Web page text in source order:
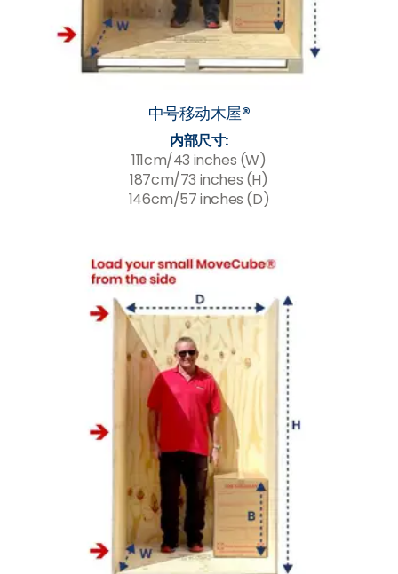
中号移动木屋®
内部尺寸:
111cm/43 inches (W)
187cm/73 inches (H)
146cm/57 inches (D)